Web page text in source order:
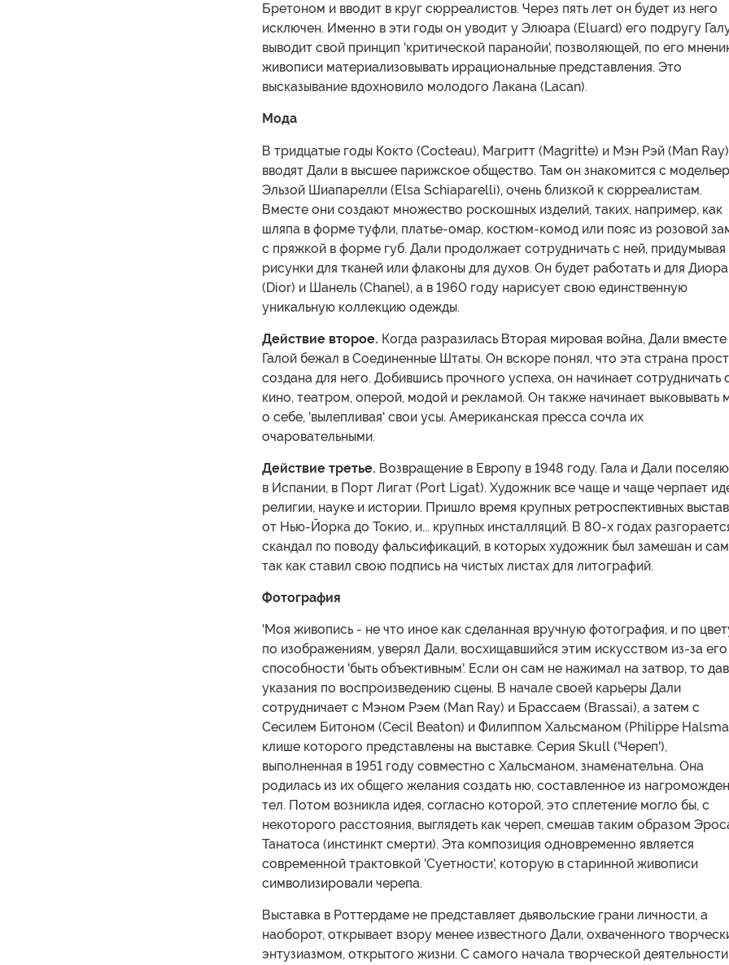
Бретоном и вводит в круг сюрреалистов. Через пять лет он будет из него
исключен. Именно в эти годы он уводит у Элюара (Eluard) его подругу
выводит свой принцип 'критической паранойи', позволяющей, по его
живописи материализовывать иррациональные представления. Это
высказывание вдохновило молодого Лакана (Lacan).
Мода
В тридцатые годы Кокто (Cocteau), Магритт (Magritte) и Мэн Рэй (Man Ray)
вводят Дали в высшее парижское общество. Там он знакомится с
Эльзой Шиапарелли (Elsa Schiaparelli), очень близкой к сюрреалистам.
Вместе они создают множество роскошных изделий, таких, например, как
шляпа в форме туфли, платье-омар, костюм-комод или пояс из розовой
с пряжкой в форме губ. Дали продолжает сотрудничать с ней, придумывая
рисунки для тканей или флаконы для духов. Он будет работать и для Диора
(Dior) и Шанель (Chanel), а в 1960 году нарисует свою единственную
уникальную коллекцию одежды.
Действие второе. Когда разразилась Вторая мировая война, Дали вместе
Галой бежал в Соединенные Штаты. Он вскоре понял, что эта страна
создана для него. Добившись прочного успеха, он начинает сотрудничать
кино, театром, оперой, модой и рекламой. Он также начинает выковывать
о себе, 'вылепливая' свои усы. Американская пресса сочла их
очаровательными.
Действие третье. Возвращение в Европу в 1948 году. Гала и Дали
в Испании, в Порт Лигат (Port Ligat). Художник все чаще и чаще черпает
религии, науке и истории. Пришло время крупных ретроспективных
от Нью-Йорка до Токио, и... крупных инсталляций. В 80-х годах
скандал по поводу фальсификаций, в которых художник был замешан и
так как ставил свою подпись на чистых листах для литографий.
Фотография
'Моя живопись - не что иное как сделанная вручную фотография, и по
по изображениям, уверял Дали, восхищавшийся этим искусством из-за его
способности 'быть объективным'. Если он сам не нажимал на затвор, то
указания по воспроизведению сцены. В начале своей карьеры Дали
сотрудничает с Мэном Рэем (Man Ray) и Брассаем (Brassai), а затем с
Сесилем Битоном (Cecil Beaton) и Филиппом Хальсманом (Philippe
клише которого представлены на выставке. Серия Skull ('Череп'),
выполненная в 1951 году совместно с Хальсманом, знаменательна. Она
родилась из их общего желания создать ню, составленное из
тел. Потом возникла идея, согласно которой, это сплетение могло бы, с
некоторого расстояния, выглядеть как череп, смешав таким образом
Танатоса (инстинкт смерти). Эта композиция одновременно является
современной трактовкой 'Суетности', которую в старинной живописи
символизировали черепа.
Выставка в Роттердаме не представляет дьявольские грани личности, а
наоборот, открывает взору менее известного Дали, охваченного
энтузиазмом, открытого жизни. С самого начала творческой